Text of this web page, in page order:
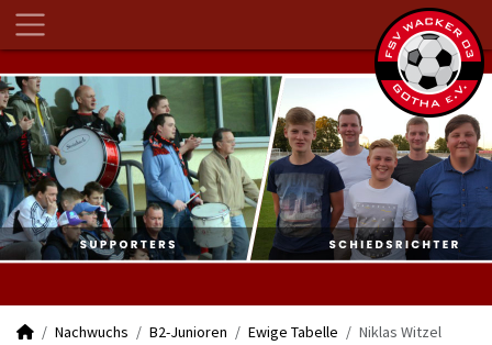
Nachwuchs B2-Junioren Ewige Tabelle Niklas Witzel